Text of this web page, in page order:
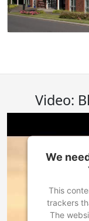
Video:
We
This
trackers
The